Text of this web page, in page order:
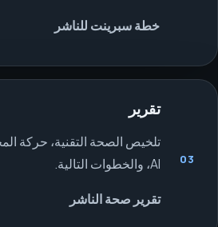
خطة سبرينت للناشر
03
تقرير
تلخيص الصحة التقنية، حركة
AI، والخطوات التالية.
تقرير صحة الناشر